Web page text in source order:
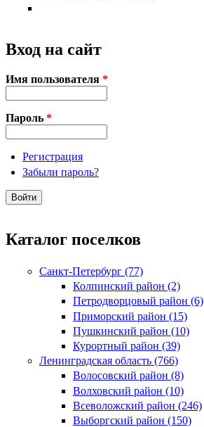
Вход на сайт
Имя пользователя *
Пароль *
Регистрация
Забыли пароль?
Каталог поселков
Санкт-Петербург (77)
Колпинский район (2)
Петродворцовый район (6)
Приморский район (15)
Пушкинский район (10)
Курортный район (39)
Ленинградская область (766)
Волосовский район (8)
Волховский район (10)
Всеволожский район (246)
Выборгский район (150)